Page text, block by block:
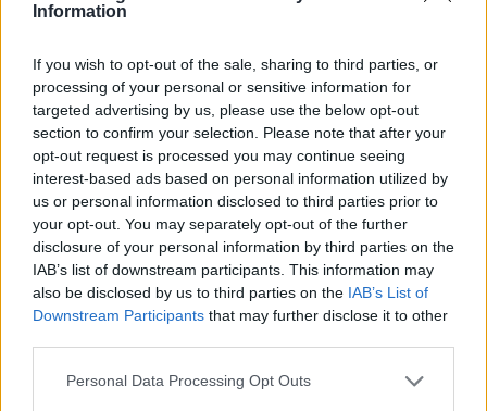
Information
If you wish to opt-out of the sale, sharing to third parties, or
processing of your personal or sensitive information for
targeted advertising by us, please use the below opt-out
section to confirm your selection. Please note that after your
opt-out request is processed you may continue seeing
interest-based ads based on personal information utilized by
us or personal information disclosed to third parties prior to
your opt-out. You may separately opt-out of the further
disclosure of your personal information by third parties on the
IAB’s list of downstream participants. This information may
also be disclosed by us to third parties on the IAB’s List of
Downstream Participants that may further disclose it to other
Please note that this website/app uses one or more Google
Personal Data Processing Opt Outs
του α΄ εξαμήνου – Στα 524,4
Η συμφωνία Arval-Athlon αναδιαμορφώνει την αγορά leasing
VW: Η δύσκολη εξίσωση
το Αρχαίο Θέατρο